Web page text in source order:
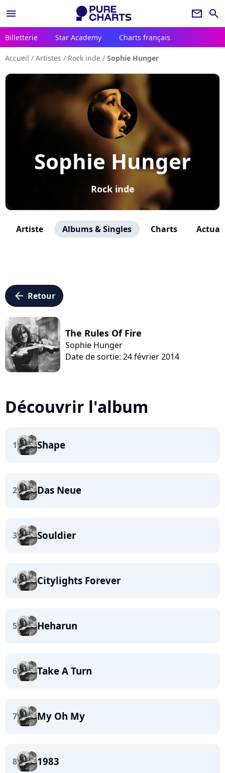
menu newsletter search
Billetterie Star Academy Charts français
Accueil / Artistes / Rock inde / Sophie Hunger
Sophie Hunger
Rock inde
Artiste Albums & Singles Charts
arrow_left Retour
The Rules Of Fire
Sophie Hunger
Date de sortie: 24 février 2014
Découvrir l'album
1 Shape
2 Das Neue
3 Souldier
4 Citylights Forever
5 Heharun
6 Take A Turn
7 My Oh My
8 1983